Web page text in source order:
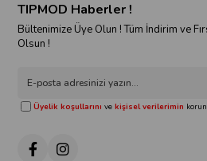
TIPMOD Haberler !
Bültenimize Üye Olun ! Tüm İndirim ve
Olsun !
Üyelik koşullarını vekişisel verilerimin